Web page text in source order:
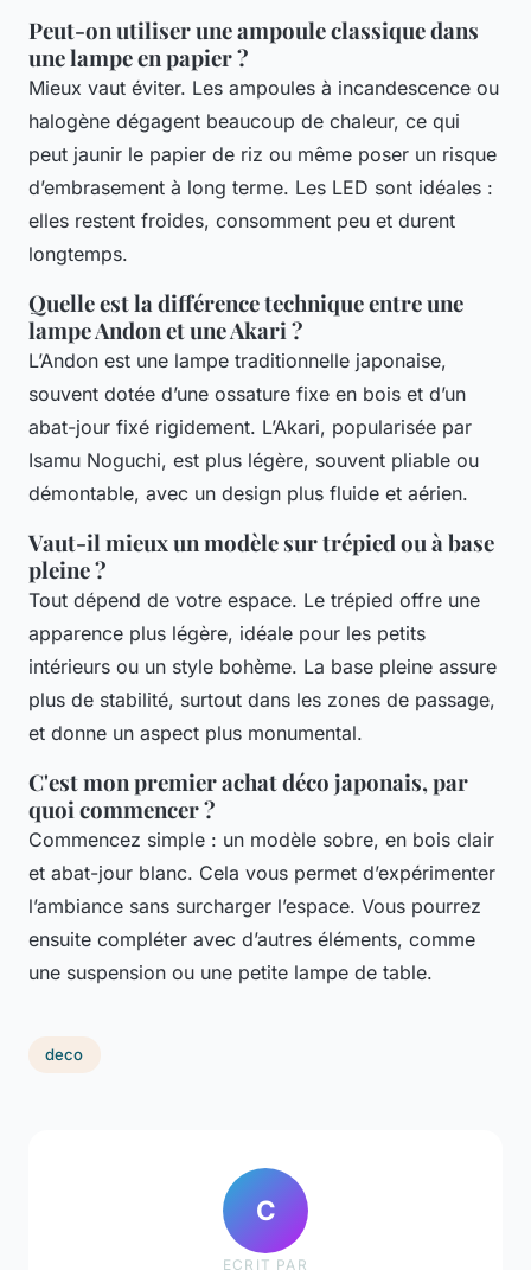
Peut-on utiliser une ampoule classique dans
une lampe en papier ?
Mieux vaut éviter. Les ampoules à incandescence ou
halogène dégagent beaucoup de chaleur, ce qui
peut jaunir le papier de riz ou même poser un risque
d’embrasement à long terme. Les LED sont idéales :
elles restent froides, consomment peu et durent
longtemps.
Quelle est la différence technique entre une
lampe Andon et une Akari ?
L’Andon est une lampe traditionnelle japonaise,
souvent dotée d’une ossature fixe en bois et d’un
abat-jour fixé rigidement. L’Akari, popularisée par
Isamu Noguchi, est plus légère, souvent pliable ou
démontable, avec un design plus fluide et aérien.
Vaut-il mieux un modèle sur trépied ou à base
pleine ?
Tout dépend de votre espace. Le trépied offre une
apparence plus légère, idéale pour les petits
intérieurs ou un style bohème. La base pleine assure
plus de stabilité, surtout dans les zones de passage,
et donne un aspect plus monumental.
C'est mon premier achat déco japonais, par
quoi commencer ?
Commencez simple : un modèle sobre, en bois clair
et abat-jour blanc. Cela vous permet d’expérimenter
l’ambiance sans surcharger l’espace. Vous pourrez
ensuite compléter avec d’autres éléments, comme
une suspension ou une petite lampe de table.
deco
C
ECRIT PAR